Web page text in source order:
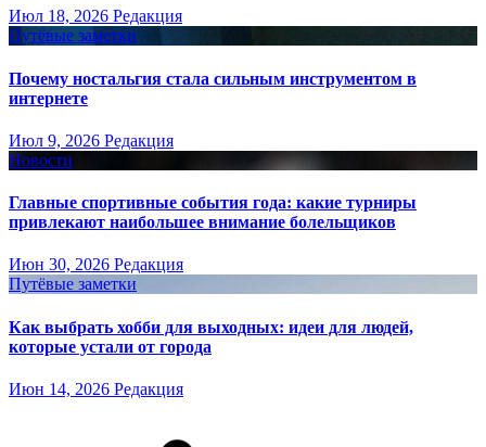
Июл 18, 2026 Редакция
Путёвые заметки
Почему ностальгия стала сильным инструментом в
интернете
Июл 9, 2026 Редакция
Новости
Главные спортивные события года: какие турниры
привлекают наибольшее внимание болельщиков
Июн 30, 2026 Редакция
Путёвые заметки
Как выбрать хобби для выходных: идеи для людей,
которые устали от города
Июн 14, 2026 Редакция